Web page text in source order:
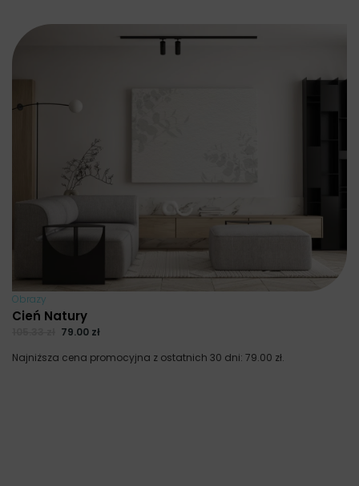
Obrazy
Cień Natury
79.00 zł
Najniższa cena promocyjna z ostatnich 30 dni: 79.00 zł.